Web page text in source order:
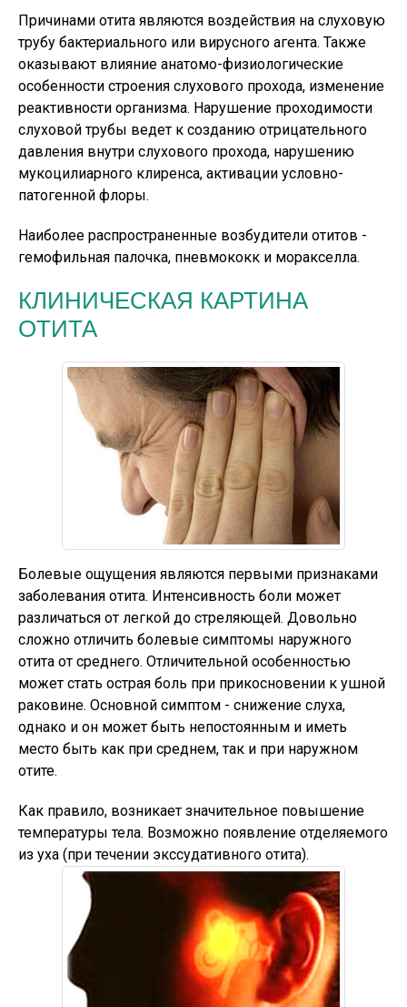
Причинами отита являются воздействия на слуховую
трубу бактериального или вирусного агента. Также
оказывают влияние анатомо-физиологические
особенности строения слухового прохода, изменение
реактивности организма. Нарушение проходимости
слуховой трубы ведет к созданию отрицательного
давления внутри слухового прохода, нарушению
мукоцилиарного клиренса, активации условно-
патогенной флоры.
Наиболее распространенные возбудители отитов -
гемофильная палочка, пневмококк и моракселла.
КЛИНИЧЕСКАЯ КАРТИНА
ОТИТА
Болевые ощущения являются первыми признаками
заболевания отита. Интенсивность боли может
различаться от легкой до стреляющей. Довольно
сложно отличить болевые симптомы наружного
отита от среднего. Отличительной особенностью
может стать острая боль при прикосновении к ушной
раковине. Основной симптом - снижение слуха,
однако и он может быть непостоянным и иметь
место быть как при среднем, так и при наружном
отите.
Как правило, возникает значительное повышение
температуры тела. Возможно появление отделяемого
из уха (при течении экссудативного отита).